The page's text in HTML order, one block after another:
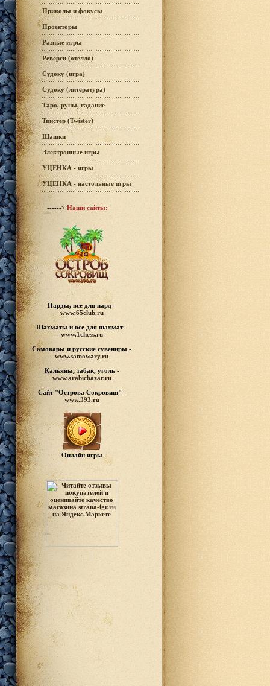
Приколы и фокусы
Проекторы
Разные игры
Реверси (отелло)
Судоку (игра)
Судоку (литература)
Таро, руны, гадание
Твистер (Twister)
Шашки
Электронные игры
УЦЕНКА - игры
УЦЕНКА - настольные игры
------> Наши сайты:
Нарды, все для нард -
www.65club.ru
Шахматы и все для шахмат -
www.1chess.ru
Самовары и русские сувениры -
www.samowary.ru
Кальяны, табак, уголь -
www.arabicbazar.ru
Сайт "Острова Сокровищ" -
www.393.ru
Онлайн игры